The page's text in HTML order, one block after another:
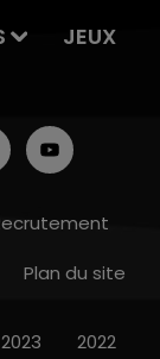
JEUX
Plan du site
2023 2022